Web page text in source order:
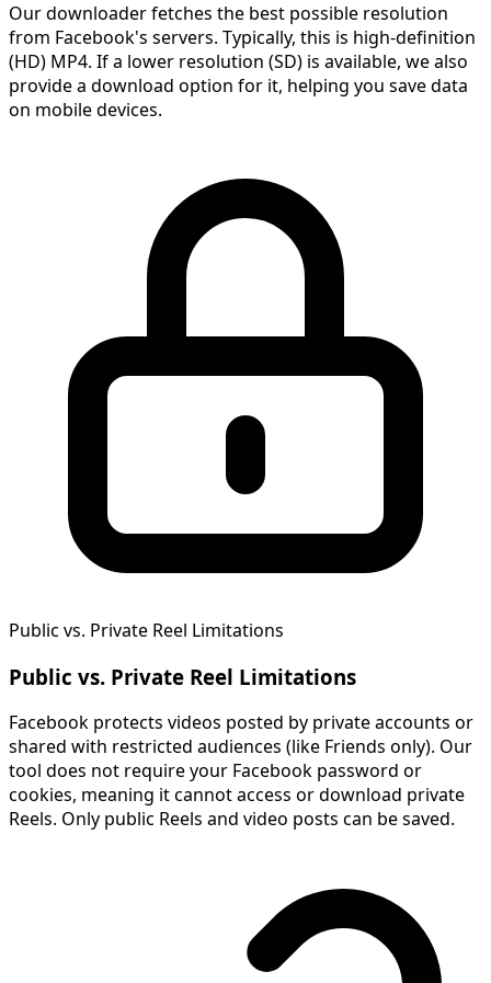
Our downloader fetches the best possible resolution
from Facebook's servers. Typically, this is high-definition
(HD) MP4. If a lower resolution (SD) is available, we also
provide a download option for it, helping you save data
on mobile devices.
Public vs. Private Reel Limitations
Public vs. Private Reel Limitations
Facebook protects videos posted by private accounts or
shared with restricted audiences (like Friends only). Our
tool does not require your Facebook password or
cookies, meaning it cannot access or download private
Reels. Only public Reels and video posts can be saved.